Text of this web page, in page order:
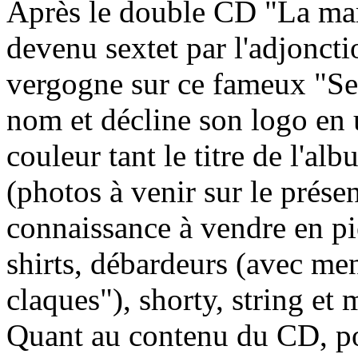
Après le double CD "La
devenu sextet par
vergogne sur ce fameux
nom et décline son logo en
couleur tant le titre de
(photos à venir sur le
connaissance à vendre en
shirts, débardeurs (avec
claques"), shorty, string et
Quant au contenu du CD,